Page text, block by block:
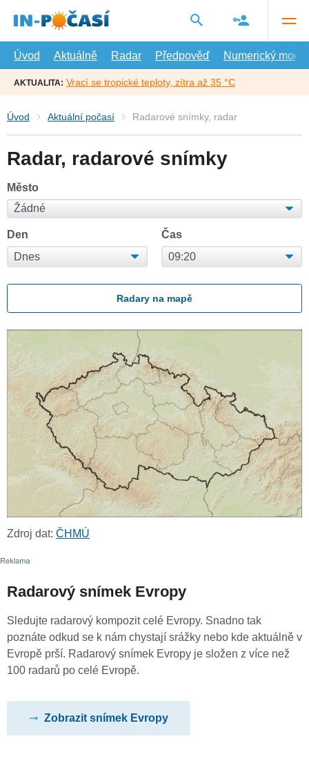
hlavní
Úvod
Aktuálně Radar Předpověď Numerický model
AKTUALITA: Vrací se tropické teploty, zítra až 35 °C
Úvod Aktuální počasí Radarové snímky, radar
Radar, radarové snímky
Město
Den Čas
Radary na mapě
Zdroj dat: ČHMÚ
Radarový snímek Evropy
Sledujte radarový kompozit celé Evropy. Snadno tak
poznáte odkud se k nám chystají srážky nebo kde aktuálně v
Evropě prší. Radarový snímek Evropy je složen z více než
100 radarů po celé Evropě.
Zobrazit snímek Evropy